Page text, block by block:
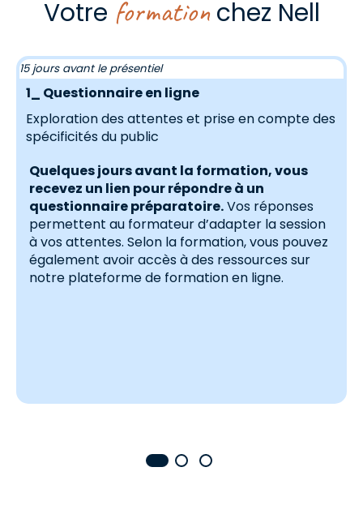
Votre formationchez Nell
15 jours avant le présentiel
1_ Questionnaire en ligne
Exploration des attentes et prise en compte des
spécificités du public
Quelques jours avant la formation, vous
recevez un lien pour répondre à un
questionnaire préparatoire.Vos réponses
permettent au formateur d’adapter la session
à vos attentes. Selon la formation, vous pouvez
également avoir accès à des ressources sur
notre plateforme de formation en ligne.
Précédent